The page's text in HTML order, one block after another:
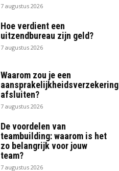
7 augustus 2026
Hoe verdient een
uitzendbureau zijn geld?
7 augustus 2026
Waarom zou je een
aansprakelijkheidsverzekering
afsluiten?
7 augustus 2026
De voordelen van
teambuilding: waarom is het
zo belangrijk voor jouw
team?
7 augustus 2026